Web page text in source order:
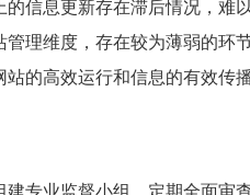
0 0 0 0 0
信息更新存在滞后情况，难
管理维度，存在较为薄弱的环
的高效运行和信息的有效传
建专业监督小组，定期全面审